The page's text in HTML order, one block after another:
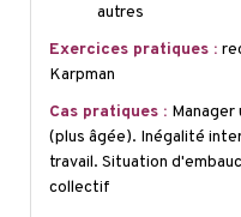
autres
Exercices pratiques :
Karpman
Cas pratiques :
(plus âgée). Inégalité
travail. Situation
collectif